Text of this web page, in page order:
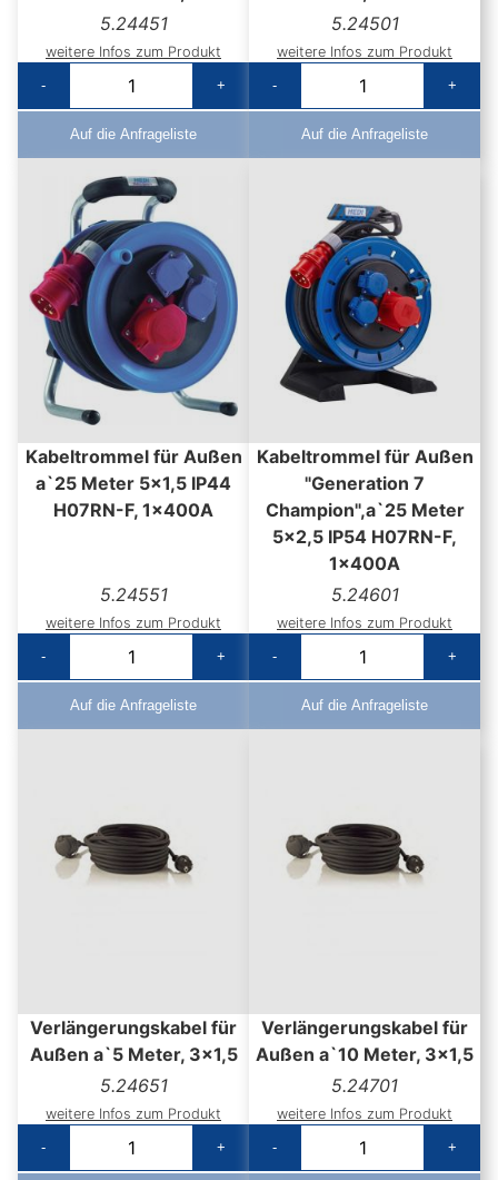
5.24451
weitere Infos zum Produkt
-
+
Auf die Anfrageliste
5.24501
weitere Infos zum Produkt
-
+
Auf die Anfrageliste
Kabeltrommel für Außen
a`25 Meter 5x1,5 IP44
H07RN-F, 1x400A
5.24551
weitere Infos zum Produkt
-
+
Auf die Anfrageliste
Kabeltrommel für Außen
"Generation 7
Champion",a`25 Meter
5x2,5 IP54 H07RN-F,
1x400A
5.24601
weitere Infos zum Produkt
-
+
Auf die Anfrageliste
Verlängerungskabel für
Außen a`5 Meter, 3x1,5
5.24651
weitere Infos zum Produkt
-
+
Verlängerungskabel für
Außen a`10 Meter, 3x1,5
5.24701
weitere Infos zum Produkt
-
+